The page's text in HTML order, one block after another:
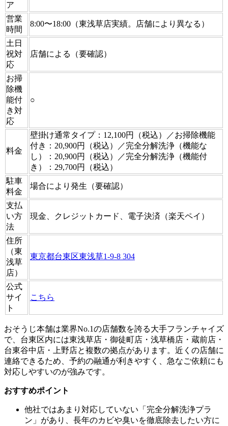
ア
営業
時間
8:00〜18:00（東浅草店実績。店舗により異なる）
土日
祝対
応
店舗による（要確認）
お掃
除機
能付
き対
応
○
料金
壁掛け通常タイプ：12,100円（税込）／お掃除機能
付き：20,900円（税込）／完全分解洗浄（機能な
し）：20,900円（税込）／完全分解洗浄（機能付
き）：29,700円（税込）
駐車
料金
場合により発生（要確認）
支払
い方
法
現金、クレジットカード、電子決済（楽天ペイ）
住所
（東
浅草
店）
東京都台東区東浅草1-9-8 304
公式
サイ
ト
こちら
おそうじ本舗は業界No.1の店舗数を誇る大手フランチャイズ
で、台東区内には東浅草店・御徒町店・浅草橋店・蔵前店・
台東谷中店・上野店と複数の拠点があります。近くの店舗に
連絡できるため、予約の融通が利きやすく、急なご依頼にも
対応しやすいのが強みです。
おすすめポイント
他社ではあまり対応していない「完全分解洗浄プラ
ン」があり、長年のカビや臭いを徹底除去したい方に